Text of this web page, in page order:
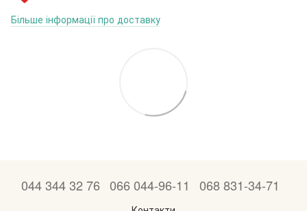
Більше інформації про доставку
044 344 32 76 066 044-96-11 068 831-34-71